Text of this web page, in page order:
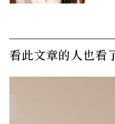
看此文章的人也看